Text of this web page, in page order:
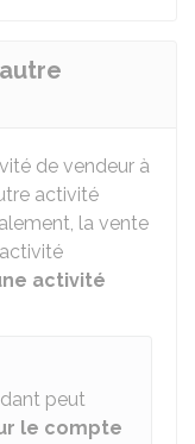
de vendeur à
activité
la vente
activité
peut
le compte